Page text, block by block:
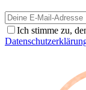
Ich stimme zu,